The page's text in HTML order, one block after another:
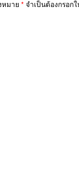
หมาย * จำเป็นต้องกรอก